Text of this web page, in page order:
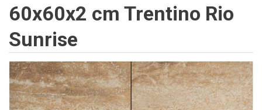
60x60x2 cm Trentino Rio
Sunrise
Ga
naar
het
einde
van
de